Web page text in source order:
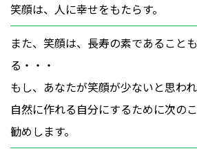
笑顔は、人に幸せをもたらす。
また、笑顔は、長寿の素であること
る・・・
もし、あなたが笑顔が少ないと思わ
自然に作れる自分にするために次の
勧めします。